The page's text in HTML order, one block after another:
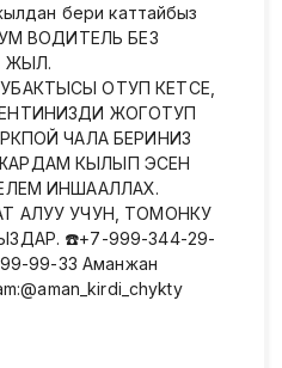
бери каттайбыз
ВОДИТЕЛЬ БЕЗ
ЖЫЛ.
ОТУП КЕТСЕ,
ЖОГОТУП
ЧАЛА БЕРИНИЗ
КЫЛЫП ЭСЕН
ИНШААЛЛАХ.
АЛУУ УЧУН, ТОМОНКУ
☎️+7-999-344-29-
99-33 Аманжан